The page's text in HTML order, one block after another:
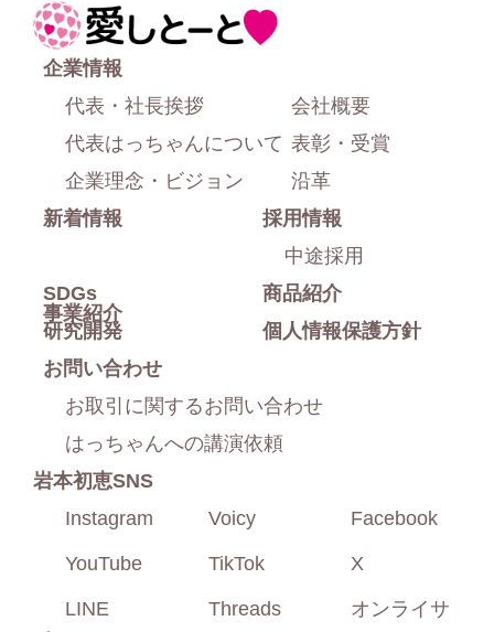
ホ
ー
企業情報
代表・社長挨拶
代表はっちゃんについて
企業理念・ビジョン
会社概要
表彰・受賞
沿革
採用情報
中途採用
事業紹介
商品紹介
研究開発
新着情報
個人情報保護方針
SDGs
お問い合わせ
お取引に関するお問い合わせ
はっちゃんへの講演依頼
岩本初恵SNS
Instagram
Voicy Facebook
YouTube TikTok X
LINE Threads
オンライサ